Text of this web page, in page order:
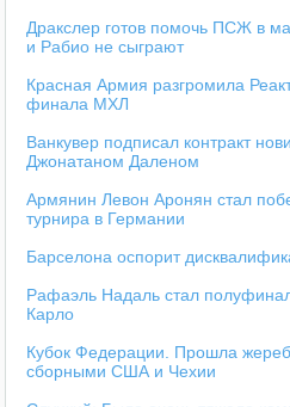
Дракслер готов помочь ПСЖ в
и Рабио не сыграют
Красная Армия разгромила
финала МХЛ
Ванкувер подписал контракт
Джонатаном Даленом
Армянин Левон Аронян стал
турнира в Германии
Барселона оспорит
Рафаэль Надаль стал
Карло
Кубок Федерации. Прошла
сборными США и Чехии